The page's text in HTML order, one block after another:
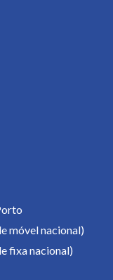
móvel nacional)
fixa nacional)